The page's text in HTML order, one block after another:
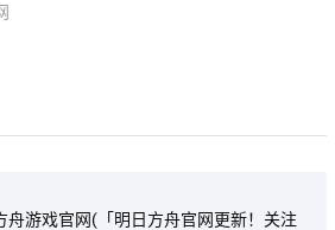
舟游戏官网(「明日方舟官网更新！关注